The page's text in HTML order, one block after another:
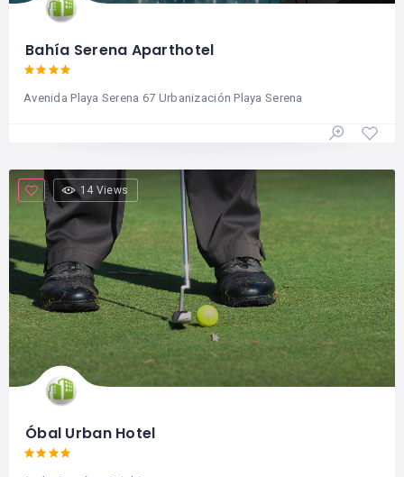
Bahía Serena Aparthotel
Avenida Playa Serena 67 Urbanización Playa Serena
14 Views
Óbal Urban Hotel